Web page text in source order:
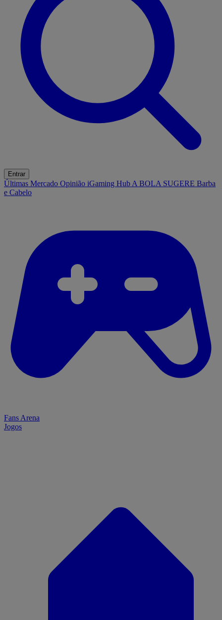
Entrar
Últimas Mercado Opinião iGaming Hub A BOLA SUGERE Barba
e Cabelo
Fans Arena
Jogos